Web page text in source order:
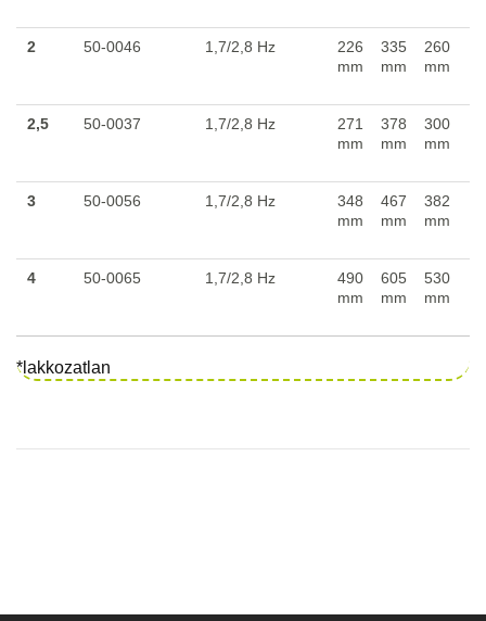
2 50-0046 1,7/2,8 Hz
226
mm
335
mm
260
mm
2,5 50-0037 1,7/2,8 Hz
271
mm
378
mm
300
mm
3 50-0056 1,7/2,8 Hz
348
mm
467
mm
382
mm
4 50-0065 1,7/2,8 Hz
490
mm
605
mm
530
mm
*lakkozatlan